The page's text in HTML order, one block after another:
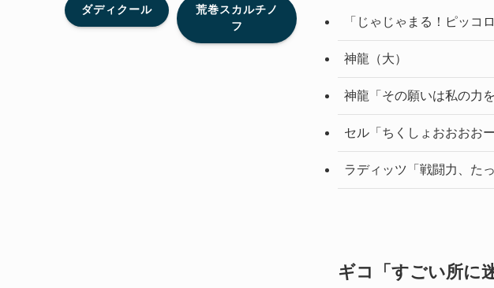
「じゃじゃまる！ピッコ
神龍（大）
神龍「その願いは私の力
セル「ちくしょおおおお
ラディッツ「戦闘力、た
ギコ「すごい所に
ダディクール
荒巻スカルチノ
フ